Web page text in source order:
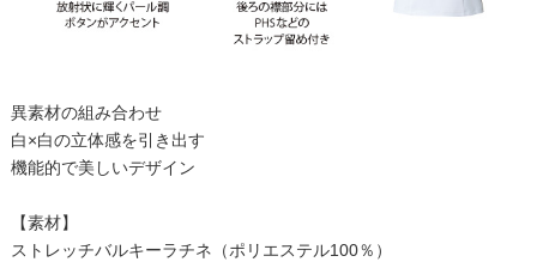
異素材の組み合わせ
白×白の立体感を引き出す
機能的で美しいデザイン
【素材】
ストレッチバルキーラチネ（ポリエステル100％）